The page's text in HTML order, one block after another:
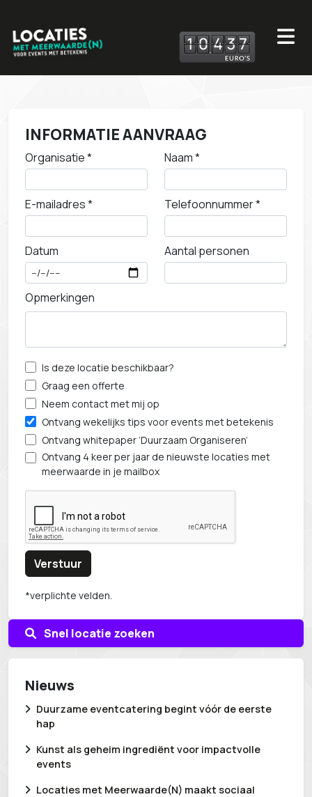
10 437
Snel locatie zoeken
Nieuws
Duurzame eventcatering begint vóór de eerste
hap
Kunst als geheim ingrediënt voor impactvolle
events
Locaties met Meerwaarde(N) maakt sociaal
INFORMATIE AANVRAAG
Organisatie * Naam *
E-mailadres * Telefoonnummer *
Datum Aantal personen
Opmerkingen
Is deze locatie beschikbaar?
Graag een offerte
Neem contact met mij op
Ontvang wekelijks tips voor events met betekenis
Ontvang whitepaper ‘Duurzaam Organiseren’
Ontvang 4 keer per jaar de nieuwste locaties met
meerwaarde in je mailbox
Verstuur
*verplichte velden.